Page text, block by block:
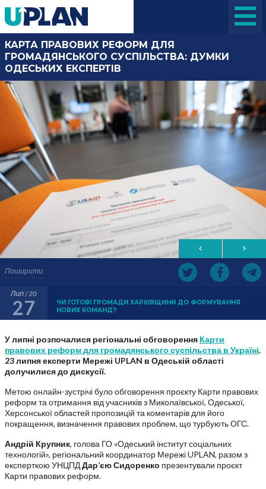
Поширити:
КАРТА ПРАВОВИХ РЕФОРМ ДЛЯ
ГРОМАДЯНСЬКОГО СУСПІЛЬСТВА: ДУМКИ
ОДЕСЬКИХ ЕКСПЕРТІВ
Лип / 20
27
ЧИ ГОТОВІ ГРОМАДИ ХАРКІВЩИНИ ДО ФОРМУВАННЯ
НОВИХ КОМАНД?
У липні розпочалися регіональні обговорення Карти
правових реформ для громадянського суспільства в Україні.
23 липня експерти Мережі UPLAN в Одеській області
долучилися до дискусії.
Метою онлайн-зустрічі було обговорення проєкту Карти правових
реформ та отримання від учасників з Миколаївської, Одеської,
Херсонської областей пропозицій та коментарів для його
покращення, визначення правових проблем, що турбують ОГС.
Андрій Крупник, голова ГО «Одеський інститут соціальних
технологій», регіональний координатор Мережі UPLAN, разом з
експерткою УНЦПДДар’єю Сидоренко презентували проєкт
Карти правових реформ.